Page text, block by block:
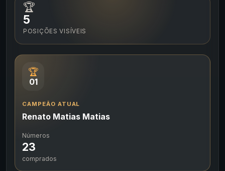
🏆
5
POSIÇÕES VISÍVEIS
🏆
01
CAMPEÃO ATUAL
Renato Matias Matias
Números
23
comprados